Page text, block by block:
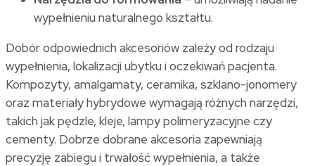
wypełnieniu naturalnego kształtu.
Dobór odpowiednich akcesoriów zależy od rodzaju
wypełnienia, lokalizacji ubytku i oczekiwań pacjenta.
Kompozyty, amalgamaty, ceramika, szklano-jonomery
oraz materiały hybrydowe wymagają różnych narzędzi,
takich jak pędzle, kleje, lampy polimeryzacyjne czy
cementy. Dobrze dobrane akcesoria zapewniają
precyzję zabiegu i trwałość wypełnienia, a także